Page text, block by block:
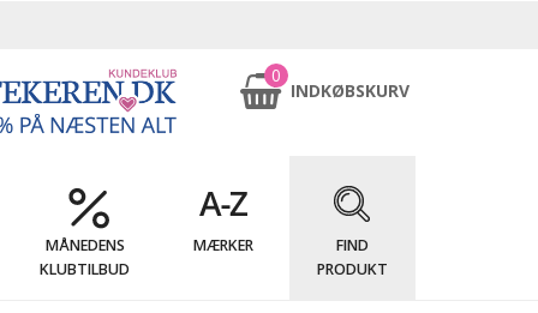
0
INDKØBSKURV
MÅNEDENS
KLUBTILBUD
MÆRKER
FIND
PRODUKT